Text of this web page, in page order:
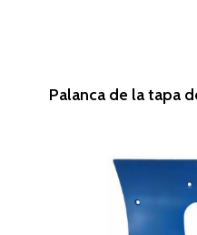
Palanca de la tapa